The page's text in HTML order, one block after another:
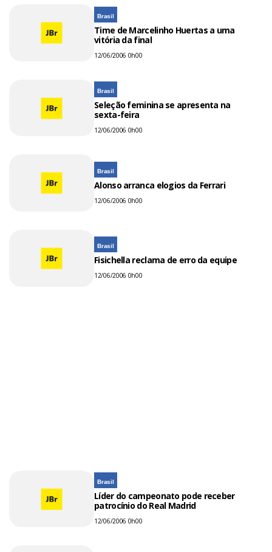
Brasil
Time de Marcelinho Huertas a uma
vitória da final
12/06/2006 0h00
Brasil
Seleção feminina se apresenta na
sexta-feira
12/06/2006 0h00
Brasil
Alonso arranca elogios da Ferrari
12/06/2006 0h00
Brasil
Fisichella reclama de erro da equipe
12/06/2006 0h00
Brasil
Líder do campeonato pode receber
patrocínio do Real Madrid
12/06/2006 0h00